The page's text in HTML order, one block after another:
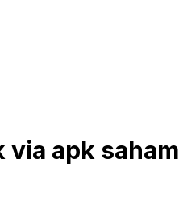
via apk